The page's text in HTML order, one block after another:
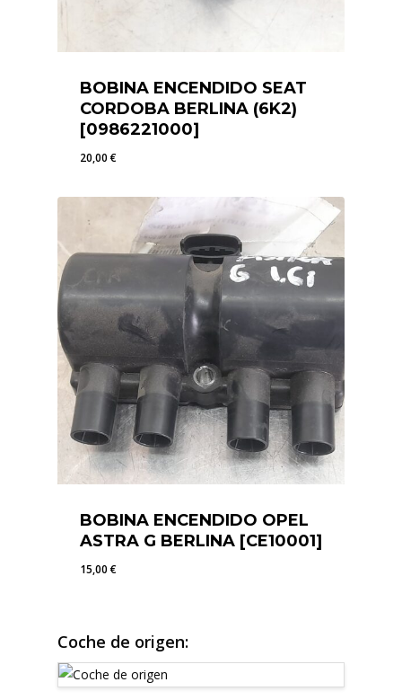
BOBINA ENCENDIDO SEAT
CORDOBA BERLINA (6K2)
[0986221000]
20,00€
BOBINA ENCENDIDO OPEL
ASTRA G BERLINA [CE10001]
15,00€
Coche de origen: